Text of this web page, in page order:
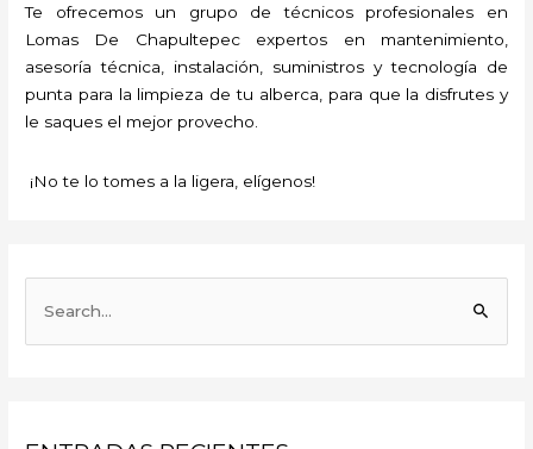
Te ofrecemos un grupo de técnicos profesionales en
Lomas De Chapultepec expertos en mantenimiento,
asesoría técnica, instalación, suministros y tecnología de
punta para la limpieza de tu alberca, para que la disfrutes y
le saques el mejor provecho.
¡No te lo tomes a la ligera, elígenos!